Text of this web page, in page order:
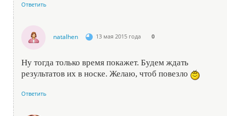
Ответить
natalhen 13 мая 2015 года 0
Ну тогда только время покажет. Будем ждать
результатов их в носке. Желаю, чтоб повезло
Ответить